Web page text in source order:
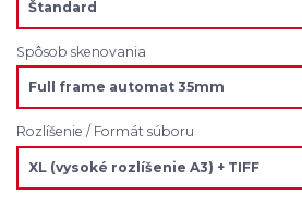
Spôsob skenovania
Rozlíšenie / Formát súboru